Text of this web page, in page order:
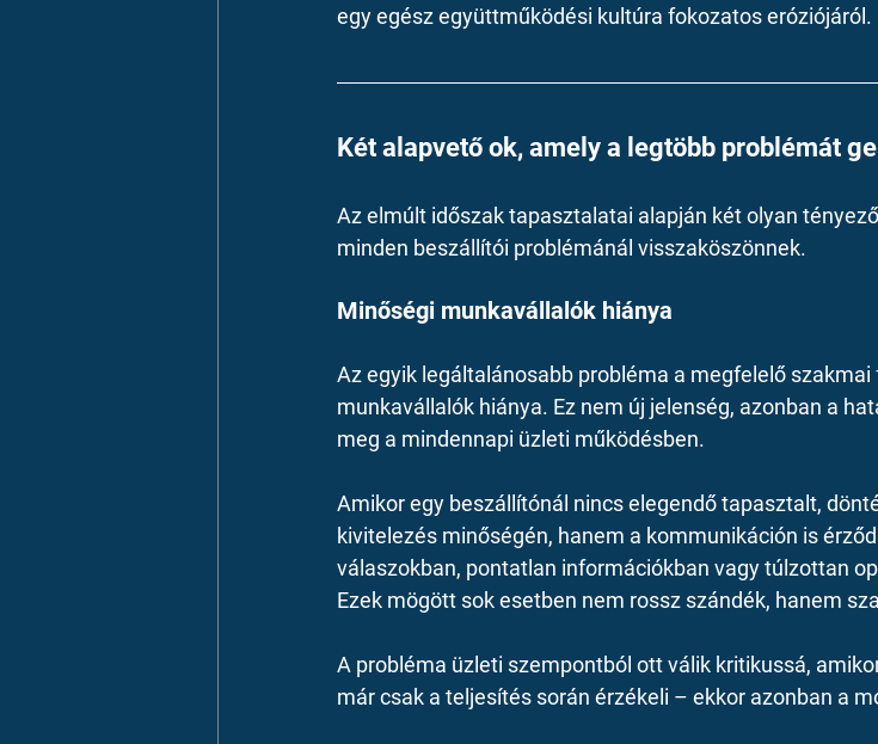
egy egész együttműködési kultúra fokozatos eróziójáról.
Két alapvető ok, amely a legtöbb problémát
Az elmúlt időszak tapasztalatai alapján két olyan
minden beszállítói problémánál visszaköszönnek.
Minőségi munkavállalók hiánya
Az egyik legáltalánosabb probléma a megfelelő
munkavállalók hiánya. Ez nem új jelenség, azonban a
meg a mindennapi üzleti működésben.
Amikor egy beszállítónál nincs elegendő tapasztalt,
kivitelezés minőségén, hanem a kommunikáción is
válaszokban, pontatlan információkban vagy túlzottan
Ezek mögött sok esetben nem rossz szándék, hanem
A probléma üzleti szempontból ott válik kritikussá,
már csak a teljesítés során érzékeli – ekkor azonban a